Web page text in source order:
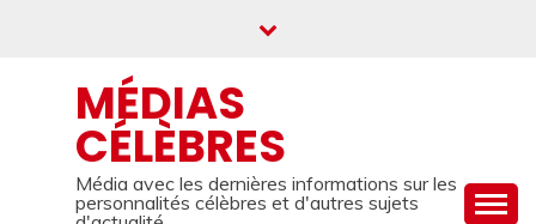
MÉDIAS
CÉLÈBRES
Média avec les dernières informations sur les
personnalités célèbres et d'autres sujets